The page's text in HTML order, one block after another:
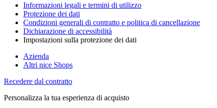
Informazioni legali e termini di utilizzo
Protezione dei dati
Condizioni generali di contratto e politica di cancellazione
Dichiarazione di accessibilità
Impostazioni sulla protezione dei dati
Azienda
Altri nice Shops
Recedere dal contratto
Personalizza la tua esperienza di acquisto